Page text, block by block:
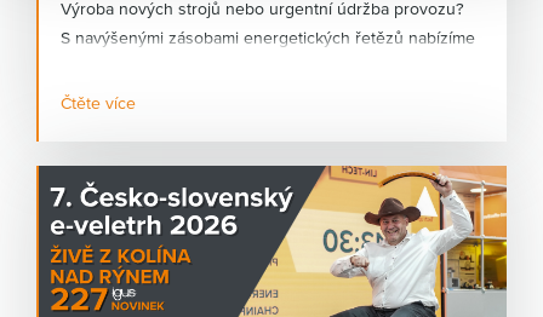
Výroba nových strojů nebo urgentní údržba provozu?
S navýšenými zásobami energetických řetězů nabízíme
na dlouhé dodací lhůty? Díky navýšeným skladovým
zásobám energetických řetězů vám dokážeme
nabídnout okamžité řešení pro výrobu nových strojů i
urgentní servis stávajících zařízení.
Čtěte více